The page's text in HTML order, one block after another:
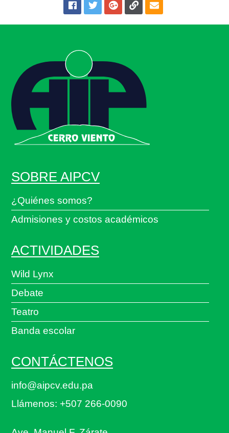
SOBRE AIPCV
¿Quiénes somos?
Admisiones y costos académicos
ACTIVIDADES
Wild Lynx
Debate
Teatro
Banda escolar
CONTÁCTENOS
info@aipcv.edu.pa
Llámenos: +507 266-0090